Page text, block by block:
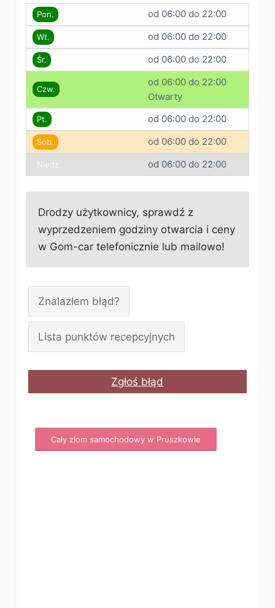
Pon. od 06:00 do 22:00
Wt. od 06:00 do 22:00
Śr. od 06:00 do 22:00
Czw.
od 06:00 do 22:00
Otwarty
Pt. od 06:00 do 22:00
Sob. od 06:00 do 22:00
Niedz. od 06:00 do 22:00
Drodzy użytkownicy, sprawdź z
wyprzedzeniem godziny otwarcia i ceny
w Gom-car telefonicznie lub mailowo!
Znalazłem błąd?
Lista punktów recepcyjnych
Zgłoś błąd
Cały złom samochodowy w Pruszkowie